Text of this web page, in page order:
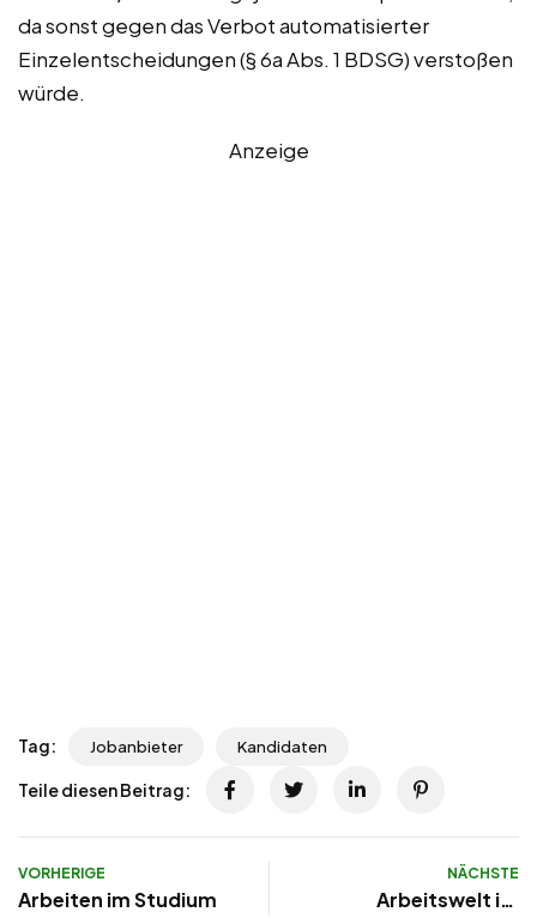
da sonst gegen das Verbot automatisierter
Einzelentscheidungen (§ 6a Abs. 1 BDSG) verstoßen
würde.
Anzeige
Tag: Jobanbieter Kandidaten
Teile diesen Beitrag:
VORHERIGE
Arbeiten im Studium
NÄCHSTE
Arbeitswelt im